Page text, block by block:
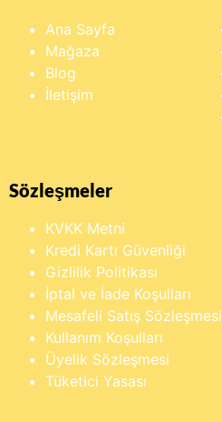
Ana Sayfa
Mağaza
Blog
İletişim
Sözleşmeler
KVKK Metni
Kredi Kartı Güvenliği
Gizlilik Politikası
İptal ve İade Koşulları
Mesafeli Satış Sözleşmesi
Kullanım Koşulları
Üyelik Sözleşmesi
Tüketici Yasası